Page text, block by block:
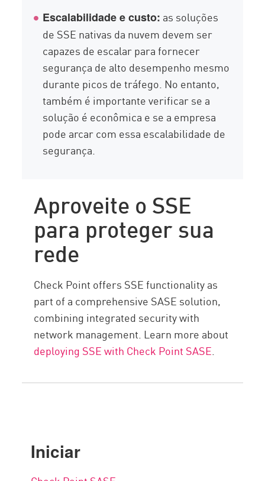
Escalabilidade e custo: as soluções
de SSE nativas da nuvem devem ser
capazes de escalar para fornecer
segurança de alto desempenho mesmo
durante picos de tráfego. No entanto,
também é importante verificar se a
solução é econômica e se a empresa
pode arcar com essa escalabilidade de
segurança.
Aproveite o SSE
para proteger sua
rede
Check Point offers SSE functionality as
part of a comprehensive SASE solution,
combining integrated security with
network management. Learn more about
deploying SSE with Check Point SASE.
Iniciar